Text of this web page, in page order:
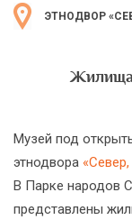
ЭТНОДВОР
Жилища
Музей под
этнодвора
В Парке народов
представлены